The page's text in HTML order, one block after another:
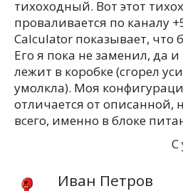
тихоходный. Вот этот
проваливается по каналу
Calculator показывает, что
Его я пока не заменил, да
лежит в коробке (сгорел
умолкла). Моя
отличается от описанной,
всего, именно в блоке
С
Иван Петров